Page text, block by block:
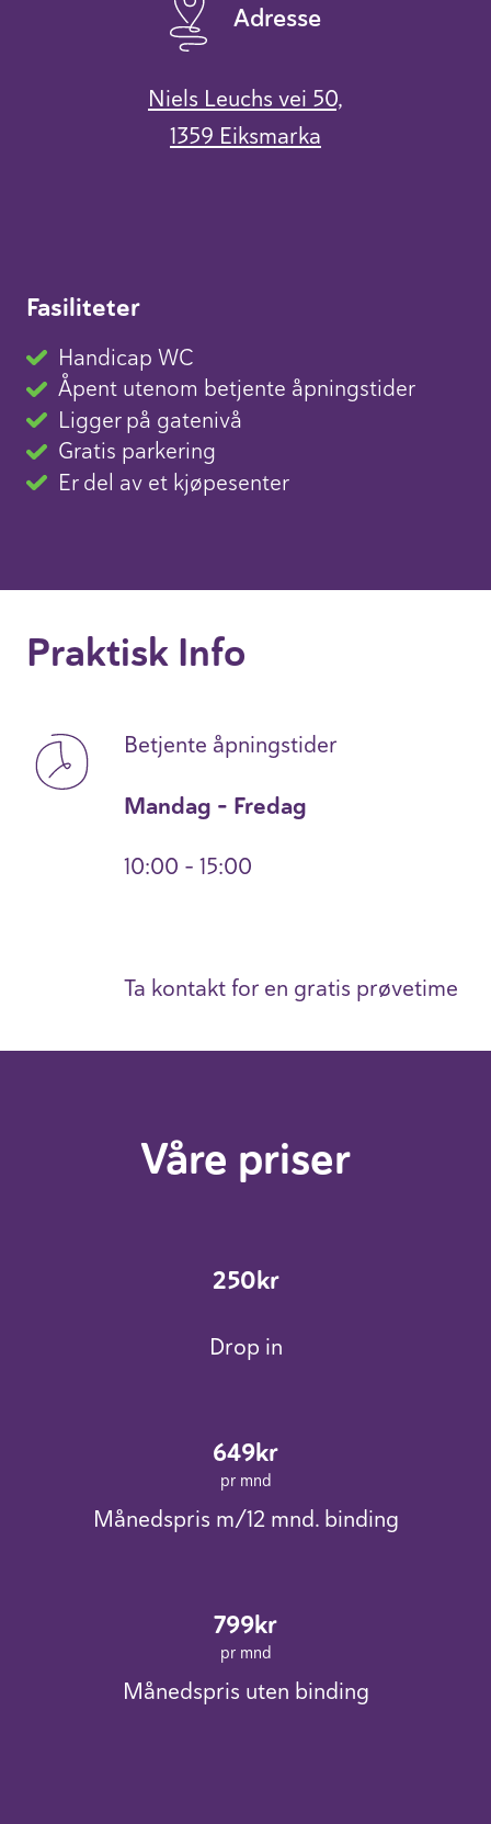
Adresse
Niels Leuchs vei 50,
1359 Eiksmarka
Fasiliteter
Handicap WC
Åpent utenom betjente åpningstider
Ligger på gatenivå
Gratis parkering
Er del av et kjøpesenter
Praktisk Info
Betjente åpningstider
Mandag - Fredag
10:00 - 15:00
Ta kontakt for en gratis prøvetime
Våre priser
250kr
Drop in
649kr
pr mnd
Månedspris m/12 mnd. binding
799kr
pr mnd
Månedspris uten binding